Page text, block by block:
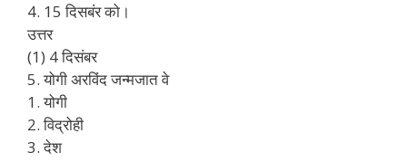
4. 15 दिसबंर को।
उत्तर
(1) 4 दिसंबर
5. योगी अरविंद जन्मजात वे
1. योगी
2. विद्रोही
3. देश